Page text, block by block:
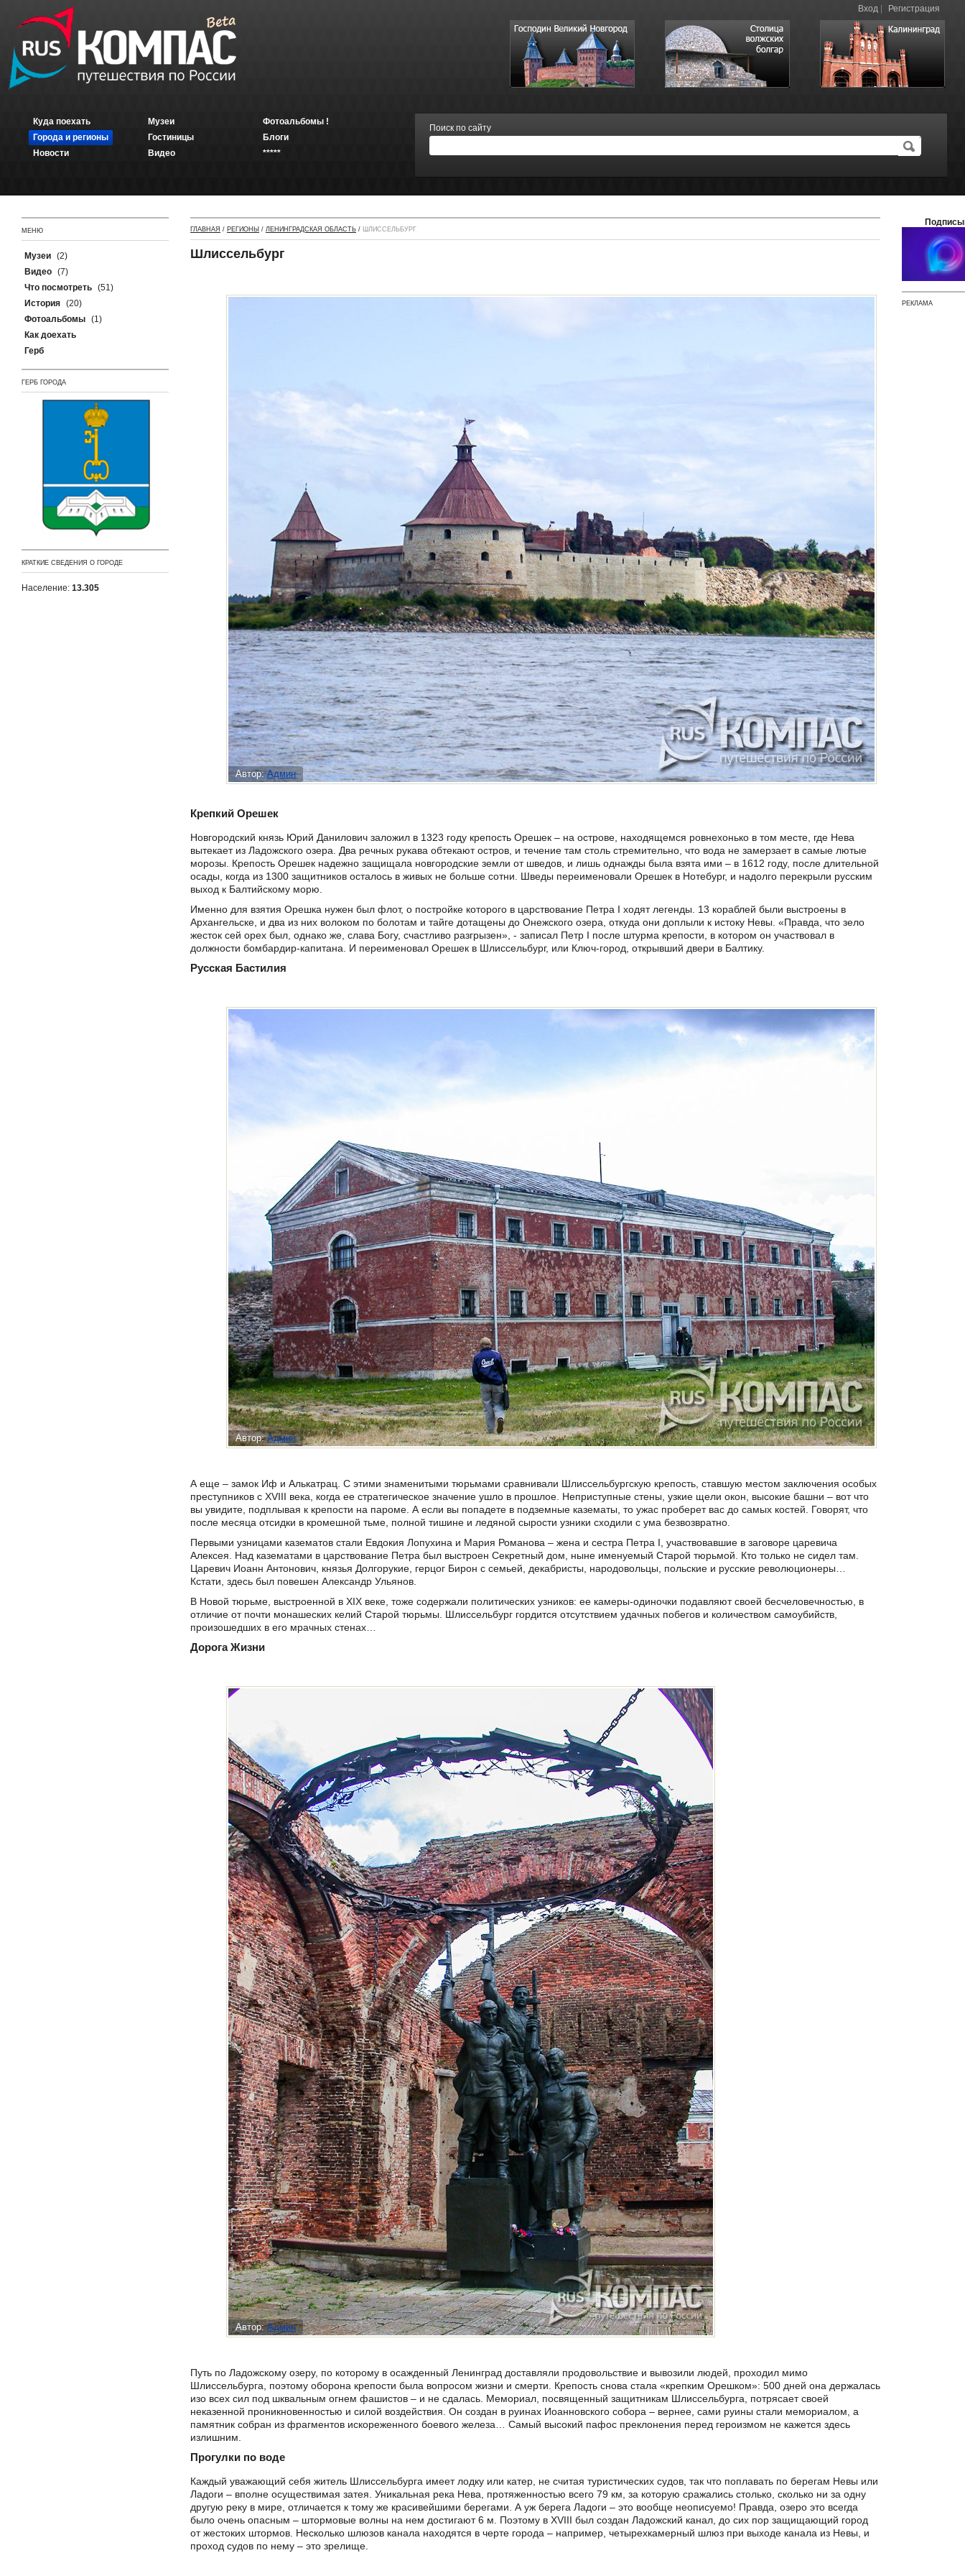
Вход Регистрация
Куда поехать
Города и регионы
Новости
Музеи
Гостиницы
Видео
Фотоальбомы !
Блоги
*****
Поиск по сайту
МЕНЮ
Музеи (2)
Видео (7)
Что посмотреть (51)
История (20)
Фотоальбомы (1)
Как доехать
Герб
ГЕРБ ГОРОДА
КРАТКИЕ СВЕДЕНИЯ О ГОРОДЕ
Население: 13.305
ГЛАВНАЯ / РЕГИОНЫ / ЛЕНИНГРАДСКАЯ ОБЛАСТЬ / ШЛИССЕЛЬБУРГ
Шлиссельбург
Автор: Админ
Крепкий Орешек
Новгородский князь Юрий Данилович заложил в 1323 году крепость Орешек – на острове, находящемся ровнехонько в том месте, где Нева
вытекает из Ладожского озера. Два речных рукава обтекают остров, и течение там столь стремительно, что вода не замерзает в самые лютые
морозы. Крепость Орешек надежно защищала новгородские земли от шведов, и лишь однажды была взята ими – в 1612 году, после длительной
осады, когда из 1300 защитников осталось в живых не больше сотни. Шведы переименовали Орешек в Нотебург, и надолго перекрыли русским
выход к Балтийскому морю.
Именно для взятия Орешка нужен был флот, о постройке которого в царствование Петра I ходят легенды. 13 кораблей были выстроены в
Архангельске, и два из них волоком по болотам и тайге дотащены до Онежского озера, откуда они доплыли к истоку Невы. «Правда, что зело
жесток сей орех был, однако же, слава Богу, счастливо разгрызен», - записал Петр I после штурма крепости, в котором он участвовал в
должности бомбардир-капитана. И переименовал Орешек в Шлиссельбург, или Ключ-город, открывший двери в Балтику.
Русская Бастилия
Автор:Админ
А еще – замок Иф и Алькатрац. С этими знаменитыми тюрьмами сравнивали Шлиссельбургскую крепость, ставшую местом заключения особых
преступников с XVIII века, когда ее стратегическое значение ушло в прошлое. Неприступные стены, узкие щели окон, высокие башни – вот что
вы увидите, подплывая к крепости на пароме. А если вы попадете в подземные казематы, то ужас проберет вас до самых костей. Говорят, что
после месяца отсидки в кромешной тьме, полной тишине и ледяной сырости узники сходили с ума безвозвратно.
Первыми узницами казематов стали Евдокия Лопухина и Мария Романова – жена и сестра Петра I, участвовавшие в заговоре царевича
Алексея. Над казематами в царствование Петра был выстроен Секретный дом, ныне именуемый Старой тюрьмой. Кто только не сидел там.
Царевич Иоанн Антонович, князья Долгорукие, герцог Бирон с семьей, декабристы, народовольцы, польские и русские революционеры…
Кстати, здесь был повешен Александр Ульянов.
В Новой тюрьме, выстроенной в XIX веке, тоже содержали политических узников: ее камеры-одиночки подавляют своей бесчеловечностью, в
отличие от почти монашеских келий Старой тюрьмы. Шлиссельбург гордится отсутствием удачных побегов и количеством самоубийств,
произошедших в его мрачных стенах…
Дорога Жизни
Автор:Админ
Путь по Ладожскому озеру, по которому в осажденный Ленинград доставляли продовольствие и вывозили людей, проходил мимо
Шлиссельбурга, поэтому оборона крепости была вопросом жизни и смерти. Крепость снова стала «крепким Орешком»: 500 дней она держалась
изо всех сил под шквальным огнем фашистов – и не сдалась. Мемориал, посвященный защитникам Шлиссельбурга, потрясает своей
неказенной проникновенностью и силой воздействия. Он создан в руинах Иоанновского собора – вернее, сами руины стали мемориалом, а
памятник собран из фрагментов искореженного боевого железа… Самый высокий пафос преклонения перед героизмом не кажется здесь
излишним.
Прогулки по воде
Каждый уважающий себя житель Шлиссельбурга имеет лодку или катер, не считая туристических судов, так что поплавать по берегам Невы или
Ладоги – вполне осуществимая затея. Уникальная река Нева, протяженностью всего 79 км, за которую сражались столько, сколько ни за одну
другую реку в мире, отличается к тому же красивейшими берегами. А уж берега Ладоги – это вообще неописуемо! Правда, озеро это всегда
было очень опасным – штормовые волны на нем достигают 6 м. Поэтому в XVIII был создан Ладожский канал, до сих пор защищающий город
от жестоких штормов. Несколько шлюзов канала находятся в черте города – например, четырехкамерный шлюз при выходе канала из Невы, и
проход судов по нему – это зрелище.
РЕКЛАМА